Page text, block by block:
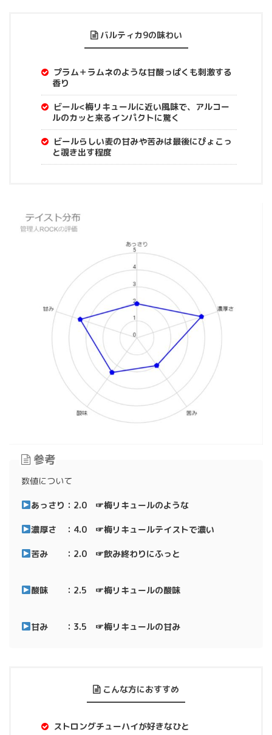
バルティカ9の味わい
プラム＋ラムネのような甘酸っぱくも刺激する
香り
ビール<梅リキュールに近い風味で、アルコー
ルのカッと来るインパクトに驚く
ビールらしい麦の甘みや苦みは最後にぴょこっ
と覗き出す程度
参考
数値について
あっさり：2.0 ☞梅リキュールのような
濃厚さ ：4.0 ☞梅リキュールテイストで濃い
苦み ：2.0 ☞飲み終わりにふっと
酸味 ：2.5 ☞梅リキュールの酸味
甘み ：3.5 ☞梅リキュールの甘み
こんな方におすすめ
ストロングチューハイが好きなひと